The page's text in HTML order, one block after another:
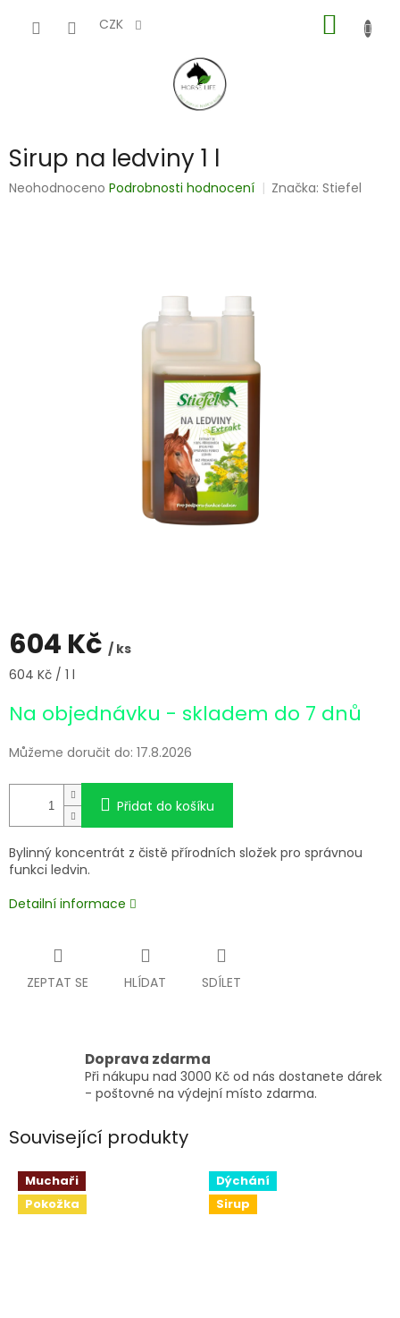
CZK
KOŠÍK
Sirup na ledviny 1 l
Průměrné
Neohodnoceno Podrobnosti hodnocení Značka:Stiefel
604 Kč / ks
Měrná
604 Kč / 1 l
Na objednávku - skladem do 7 dnů
Můžeme doručit do: 17.8.2026
Přidat do košíku
Bylinný koncentrát z čistě přírodních složek pro správnou
funkci ledvin.
Detailní informace
ZEPTAT SE HLÍDAT SDÍLET
Doprava zdarma
Při nákupu nad 3000 Kč od nás dostanete dárek
- poštovné na výdejní místo zdarma.
Související produkty
Muchaři
Pokožka
Dýchání
Sirup